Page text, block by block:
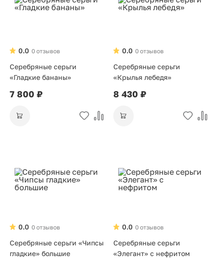
0 отзывов
0.0
Серебряные серьги
«Гладкие бананы»
7 800 ₽
0 отзывов
0.0
Серебряные серьги
«Крылья лебедя»
8 430 ₽
0 отзывов
0.0
Серебряные серьги «Чипсы
гладкие» большие
0 отзывов
0.0
Серебряные серьги
«Элегант» с нефритом